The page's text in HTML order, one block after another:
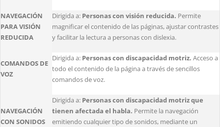
NAVEGACIÓN
PARA VISIÓN
REDUCIDA
Dirigida a: Personas con visión reducida. Permite
magnificar el contenido de las páginas, ajustar contrastes
y facilitar la lectura a personas con dislexia.
COMANDOS DE
VOZ
Dirigida a: Personas con discapacidad motriz. Acceso a
todo el contenido de la página a través de sencillos
comandos de voz.
NAVEGACIÓN
CON SONIDOS
Dirigida a: Personas con discapacidad motriz que
tienen afectada el habla. Permite la navegación
emitiendo cualquier tipo de sonidos, mediante un